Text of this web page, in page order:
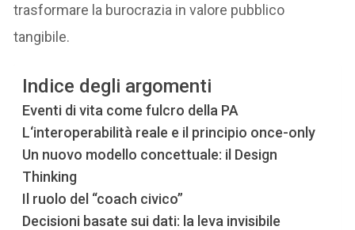
trasformare la burocrazia in valore pubblico
tangibile.
Indice degli argomenti
Eventi di vita come fulcro della PA
L‘interoperabilità reale e il principio once-only
Un nuovo modello concettuale: il Design
Thinking
Il ruolo del “coach civico”
Decisioni basate sui dati: la leva invisibile